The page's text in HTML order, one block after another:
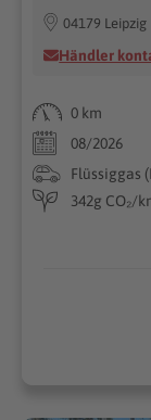
04179 Leipzig
Händler
0 km
08/2026
Flüssiggas
342g CO₂/